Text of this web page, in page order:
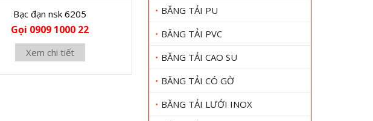
BĂNG TẢI PU
BĂNG TẢI PVC
BĂNG TẢI CAO SU
BĂNG TẢI CÓ GỜ
BĂNG TẢI LƯỚI INOX
Bạc đạn nsk 6205
Gọi 0909 1000 22
Xem chi tiết
Bạc đạn nsk 22214K
Gọi 0909 1000 22
Xem chi tiết